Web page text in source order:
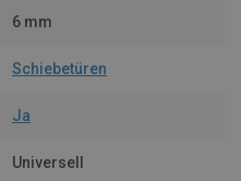
6 mm
Schiebetüren
Ja
Universell